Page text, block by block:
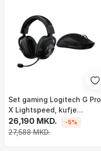
Set gaming Logitech G Pro
X Lightspeed, kufje
wireless, maus G Pro X
Superlight 2, i zi
26,190 MKD.
27,588 MKD.
-5%